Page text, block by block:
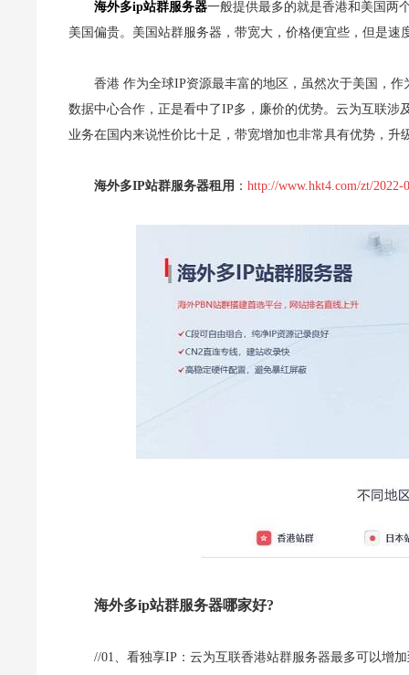
海外多ip站群服务器一般提供最多的就是香港和美国两
美国偏贵。美国站群服务器，带宽大，价格便宜些，但是
香港 作为全球IP资源最丰富的地区，虽然次于美国，
数据中心合作，正是看中了IP多，廉价的优势。云为互联
业务在国内来说性价比十足，带宽增加也非常具有优势，升
海外多IP站群服务器租用 ： http://www.hkt4.com/zt/2022-
海外多ip站群服务器哪家好?
//01、看独享IP：云为互联香港站群服务器最多可以增